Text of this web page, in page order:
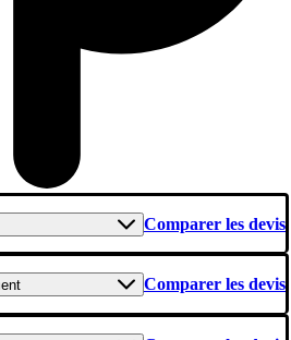
Comparer les devis
Comparer les devis